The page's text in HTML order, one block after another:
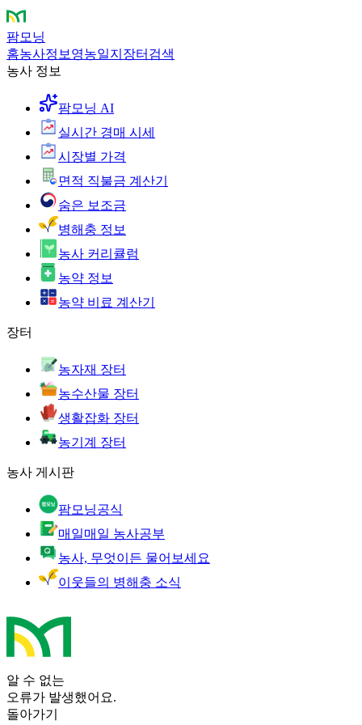
팜모닝
홈농사정보 영농일지 장터 검색
농사 정보
팜모닝 AI
실시간 경매 시세
시장별 가격
면적 직불금 계산기
숨은 보조금
병해충 정보
농사 커리큘럼
농약 정보
농약 비료 계산기
장터
농자재 장터
농수산물 장터
생활잡화 장터
농기계 장터
농사 게시판
팜모닝공식
매일매일 농사공부
농사, 무엇이든 물어보세요
이웃들의 병해충 소식
알 수 없는
오류가 발생했어요.
돌아가기